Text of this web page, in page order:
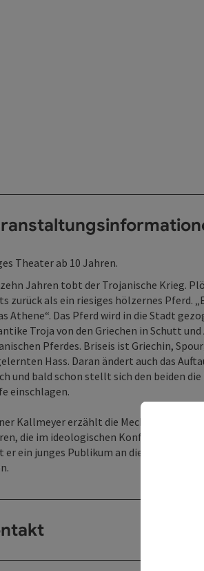
Theater ab 10 Jahren.
Jahren tobt der Trojanische Krieg.
zurück als ein riesiges hölzernes Pferd.
Athene“. Das Pferd wird in die Stadt
Troja von den Griechen in Schutt
Pferdes. Briseis ist Griechin,
Hass. Daran ändert auch das
und bald schon stellt sich den beiden
einschlagen.
Kallmeyer erzählt die Mechanismen
die im ideologischen Konflikt noch
er ein junges Publikum an die